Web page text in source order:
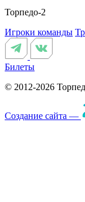
Торпедо-2
Игроки команды
Билеты
© 2012-2026
Создание сайта —